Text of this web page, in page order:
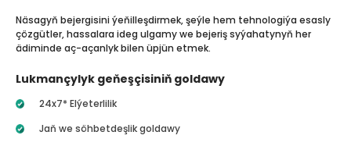
Näsagyň bejergisini ýeňilleşdirmek, şeýle hem tehnologiýa esasly
çözgütler, hassalara ideg ulgamy we bejeriş syýahatynyň her
ädiminde aç-açanlyk bilen üpjün etmek.
Lukmançylyk geňeşçisiniň goldawy
24x7* Elýeterlilik
Jaň we söhbetdeşlik goldawy